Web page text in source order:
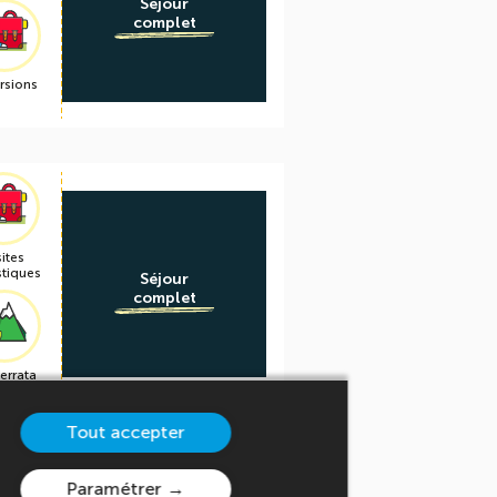
Séjour
complet
Séjour
complet
Tout accepter
Paramétrer